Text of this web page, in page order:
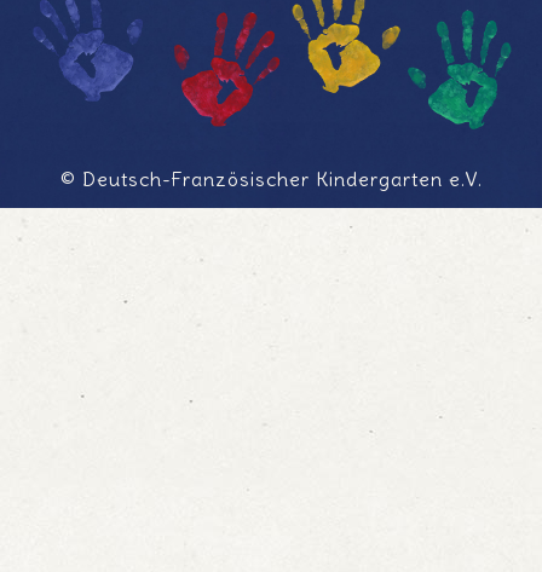
© Deutsch-Französischer Kindergarten e.V.